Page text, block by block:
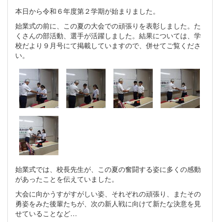
本日から令和６年度第２学期が始まりました。
始業式の前に、この夏の大会での頑張りを表彰しました。た
くさんの部活動、選手が活躍しました。結果については、学
校だより９月号にて掲載していますので、併せてご覧くださ
い。
始業式では、校長先生が、この夏の奮闘する姿に多くの感動
があったことを伝えていました。
大会に向かうすがすがしい姿、それぞれの頑張り、またその
勇姿をみた後輩たちが、次の新人戦に向けて新たな決意を見
せていることなど…